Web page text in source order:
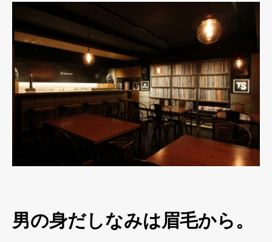
男の身だしなみは眉毛から。